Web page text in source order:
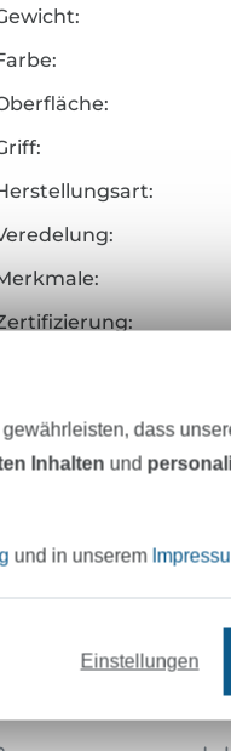
Kontaktdaten
passt dazu
dass
Inhalten und
und in unserem
Einstellungen